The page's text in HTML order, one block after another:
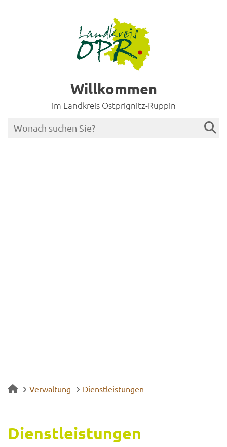
Willkommen
im Landkreis Ostprignitz-Ruppin
Verwaltung Dienstleistungen
Dienst­leis­tun­gen